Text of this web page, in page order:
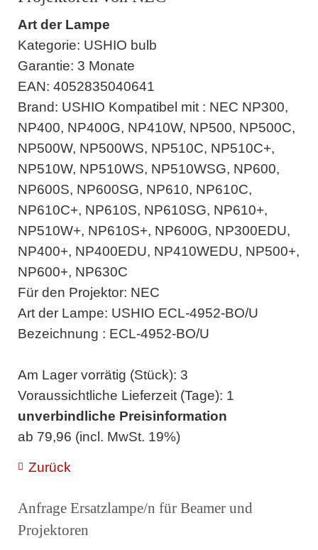
Art der Lampe
Kategorie: USHIO bulb
Garantie: 3 Monate
EAN: 4052835040641
Brand: USHIO Kompatibel mit : NEC NP300,
NP400, NP400G, NP410W, NP500, NP500C,
NP500W, NP500WS, NP510C, NP510C+,
NP510W, NP510WS, NP510WSG, NP600,
NP600S, NP600SG, NP610, NP610C,
NP610C+, NP610S, NP610SG, NP610+,
NP510W+, NP610S+, NP600G, NP300EDU,
NP400+, NP400EDU, NP410WEDU, NP500+,
NP600+, NP630C
Für den Projektor: NEC
Art der Lampe: USHIO ECL-4952-BO/U
Bezeichnung : ECL-4952-BO/U
Am Lager vorrätig (Stück): 3
Voraussichtliche Lieferzeit (Tage): 1
unverbindliche Preisinformation
ab 79,96 (incl. MwSt. 19%)
Zurück
Anfrage Ersatzlampe/n für Beamer und
Projektoren